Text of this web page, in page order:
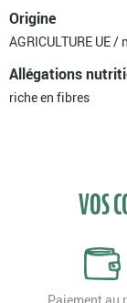
Origine
AGRICULTURE UE /
Allégations
riche en fibres
VOS